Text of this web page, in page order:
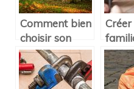
Comment bien
choisir son
abri bûches
pour embellir
son jardin ?
Créer